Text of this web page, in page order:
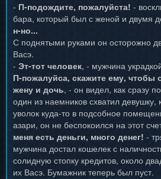
- П-подождите, пожалуйста! -
бара, который был с женой и двумя
н-но...
С поднятыми руками он осторожно
Васэ.
- Эт-тот человек, - мужчина
П-пожалуйса, скажите ему, чтобы
жену и дочь, - он видел, как сразу
один из наемников схватил
уволок куда-то в подсобное
азари, он не беспокоился на этот
меня есть деньги, много денег! -
мужчина достал кошелек с
солидную стопку кредитов, около
их Васэ. Бумажник теперь был пуст.